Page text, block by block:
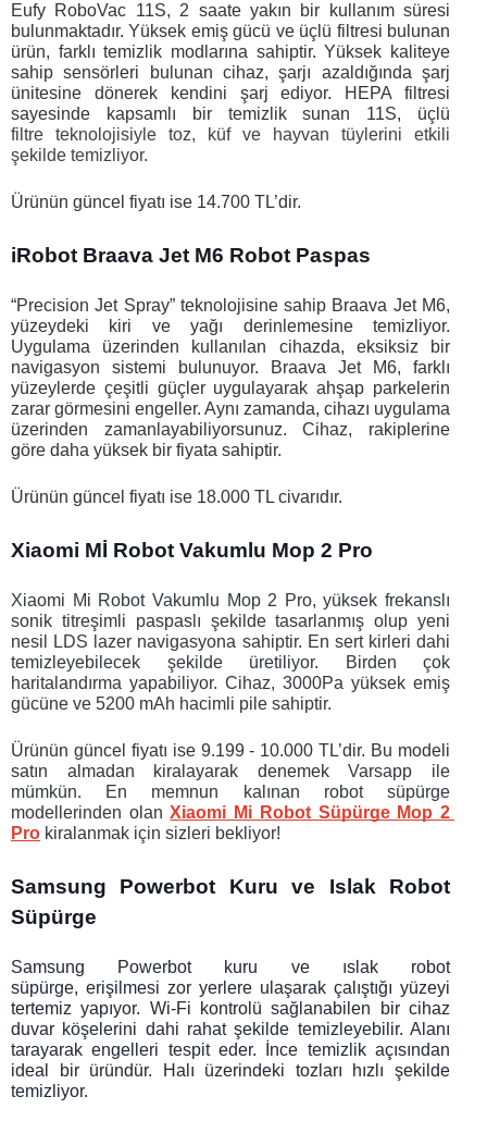
Eufy RoboVac 11S, 2 saate yakın bir kullanım süresi
bulunmaktadır. Yüksek emiş gücü ve üçlü filtresi bulunan
ürün, farklı temizlik modlarına sahiptir. Yüksek kaliteye
sahip sensörleri bulunan cihaz, şarjı azaldığında şarj
ünitesine dönerek kendini şarj ediyor. HEPA filtresi
filtre teknolojisiyle toz, küf ve hayvan tüylerini etkili
şekilde temizliyor.
Ürünün güncel fiyatı ise 14.700 TL’dir.
iRobot Braava Jet M6 Robot Paspas
“Precision Jet Spray” teknolojisine sahip Braava Jet M6,
yüzeydeki kiri ve yağı derinlemesine temizliyor.
Uygulama üzerinden kullanılan cihazda, eksiksiz bir
navigasyon sistemi bulunuyor. Braava Jet M6, farklı
yüzeylerde çeşitli güçler uygulayarak ahşap parkelerin
zarar görmesini engeller. Aynı zamanda, cihazı uygulama
üzerinden zamanlayabiliyorsunuz. Cihaz, rakiplerine
göre daha yüksek bir fiyata sahiptir.
Ürünün güncel fiyatı ise 18.000 TL civarıdır.
Xiaomi Mİ Robot Vakumlu Mop 2 Pro
Xiaomi Mi Robot Vakumlu Mop 2 Pro, yüksek frekanslı
sonik titreşimli paspaslı şekilde tasarlanmış olup yeni
nesil LDS lazer navigasyona sahiptir. En sert kirleri dahi
temizleyebilecek şekilde üretiliyor. Birden çok
haritalandırma yapabiliyor. Cihaz, 3000Pa yüksek emiş
gücüne ve 5200 mAh hacimli pile sahiptir.
Ürünün güncel fiyatı ise 9.199 - 10.000 TL’dir. Bu modeli
satın almadan kiralayarak denemek Varsapp ile
mümkün. En memnun kalınan robot süpürge
modellerinden olan Xiaomi Mi Robot Süpürge Mop 2
Pro kiralanmak için sizleri bekliyor!
Samsung Powerbot Kuru ve Islak Robot
Süpürge
Samsung Powerbot kuru ve ıslak robot
süpürge, erişilmesi zor yerlere ulaşarak çalıştığı yüzeyi
tertemiz yapıyor. Wi-Fi kontrolü sağlanabilen bir cihaz
duvar köşelerini dahi rahat şekilde temizleyebilir. Alanı
tarayarak engelleri tespit eder. İnce temizlik açısından
ideal bir üründür. Halı üzerindeki tozları hızlı şekilde
temizliyor.